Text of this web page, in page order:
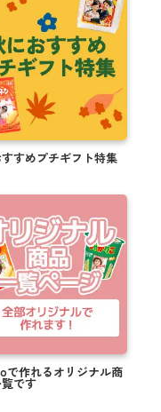
すめプチギフト特集
で作れるオリジナル商
です